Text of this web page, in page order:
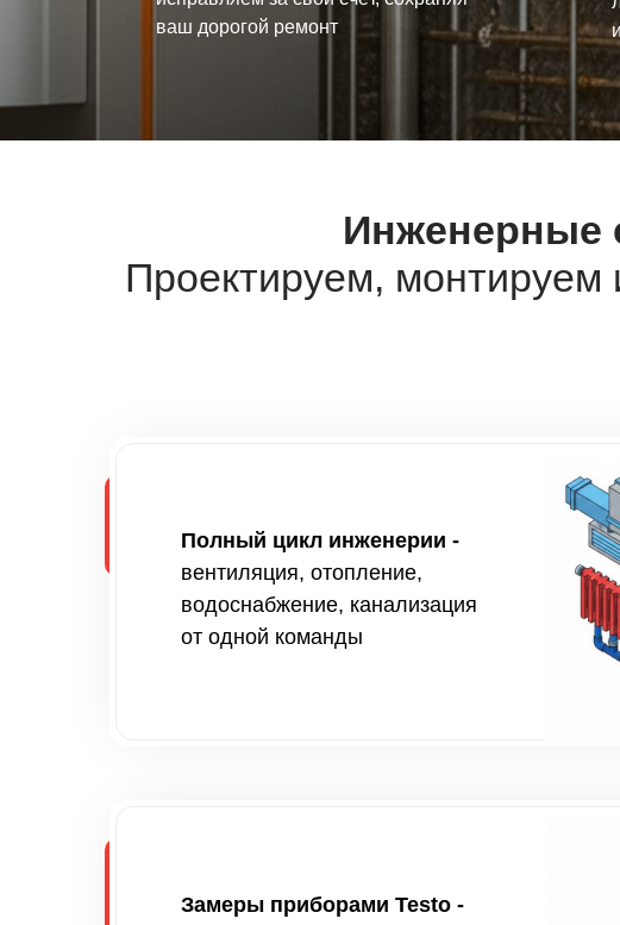
ваш дорогой ремонт
Инженерные
Проектируем,
Полный цикл инженерии -
вентиляция, отопление,
водоснабжение, канализация
от одной команды
Замеры приборами Testo -